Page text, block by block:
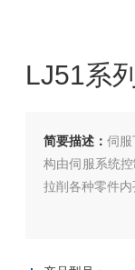
LJ51系
简要描述： 伺
构由伺服系统
拉削各种零件内